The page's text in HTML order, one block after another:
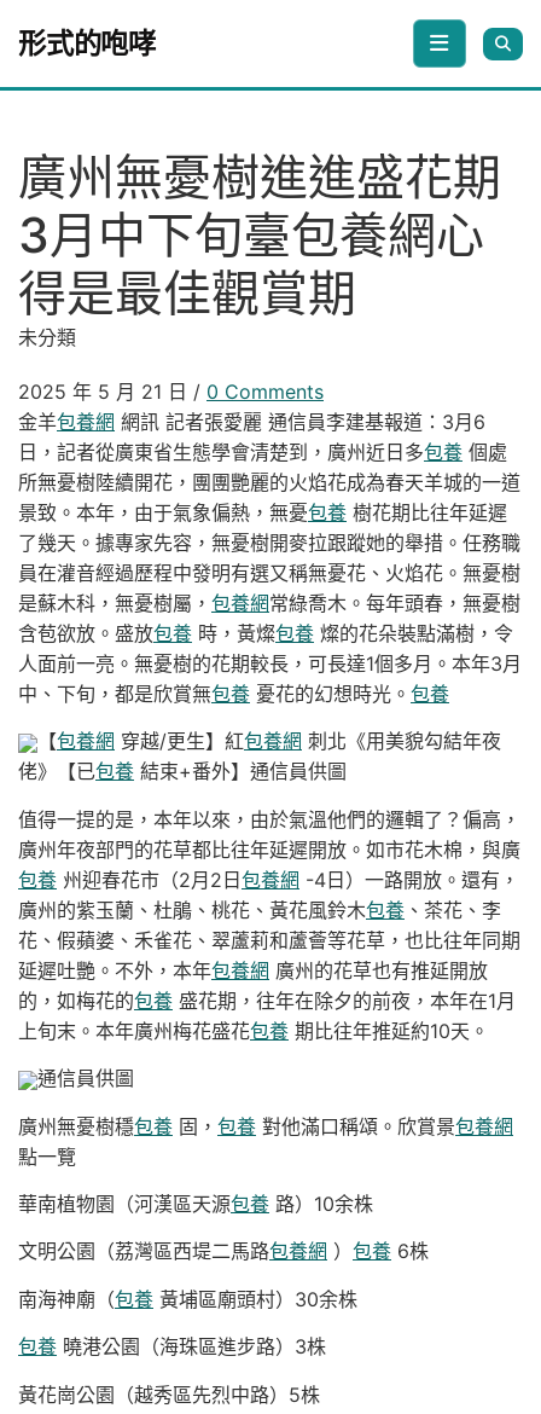
形式的咆哮
廣州無憂樹進進盛花期
3月中下旬臺包養網心
得是最佳觀賞期
未分類
2025 年 5 月 21 日 / 0 Comments
金羊包養網 網訊 記者張愛麗 通信員李建基報道：3月6
日，記者從廣東省生態學會清楚到，廣州近日多包養 個處
所無憂樹陸續開花，團團艷麗的火焰花成為春天羊城的一道
景致。本年，由于氣象偏熱，無憂包養 樹花期比往年延遲
了幾天。據專家先容，無憂樹開麥拉跟蹤她的舉措。任務職
員在灌音經過歷程中發明有選又稱無憂花、火焰花。無憂樹
是蘇木科，無憂樹屬， 包養網常綠喬木。每年頭春，無憂樹
含苞欲放。盛放包養 時，黃燦包養 燦的花朵裝點滿樹，令
人面前一亮。無憂樹的花期較長，可長達1個多月。本年3月
中、下旬，都是欣賞無包養 憂花的幻想時光。 包養
【包養網 穿越/更生】紅包養網 刺北《用美貌勾結年夜
佬》【已包養 結束+番外】通信員供圖
值得一提的是，本年以來，由於氣溫他們的邏輯了？偏高，
廣州年夜部門的花草都比往年延遲開放。如市花木棉，與廣
包養 州迎春花市（2月2日包養網 -4日）一路開放。還有，
廣州的紫玉蘭、杜鵑、桃花、黃花風鈴木包養 、茶花、李
花、假蘋婆、禾雀花、翠蘆莉和蘆薈等花草，也比往年同期
延遲吐艷。不外，本年包養網 廣州的花草也有推延開放
的，如梅花的包養 盛花期，往年在除夕的前夜，本年在1月
上旬末。本年廣州梅花盛花包養 期比往年推延約10天。
通信員供圖
廣州無憂樹穩包養 固， 包養 對他滿口稱頌。欣賞景包養網
點一覽
華南植物園（河漢區天源包養 路）10余株
文明公園（荔灣區西堤二馬路包養網 ） 包養 6株
南海神廟（包養 黃埔區廟頭村）30余株
包養 曉港公園（海珠區進步路）3株
黃花崗公園（越秀區先烈中路）5株